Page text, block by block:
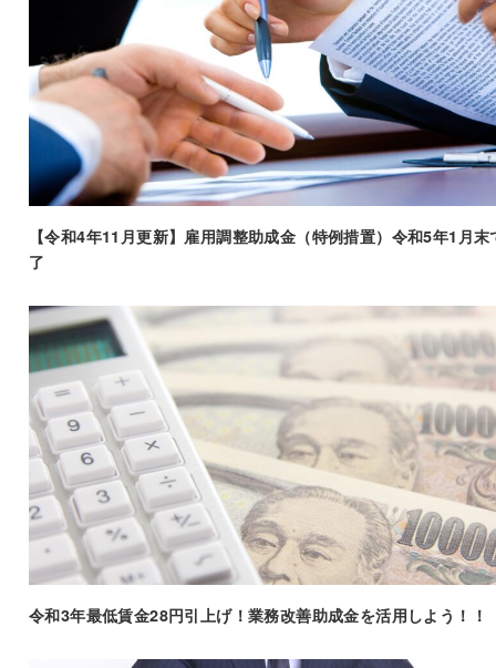
【令和4年11月更新】雇用調整助成金（特例措置）令和5年1月末
了
令和3年最低賃金28円引上げ！業務改善助成金を活用しよう！！